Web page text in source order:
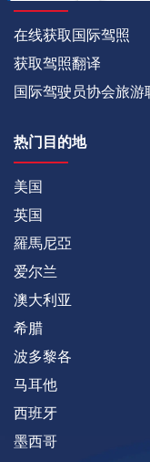
在线获取国际驾照
获取驾照翻译
国际驾驶员协会旅游
热门目的地
美国
英国
羅馬尼亞
爱尔兰
澳大利亚
希腊
波多黎各
马耳他
西班牙
墨西哥